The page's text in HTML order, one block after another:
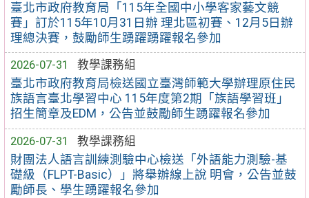
臺北市政府教育局「115年全國中小學客家藝文競
賽」訂於115年10月31日辦 理北區初賽、12月5日辦
理總決賽，鼓勵師生踴躍踴躍報名參加
2026-07-31
教學課務組
臺北市政府教育局檢送國立臺灣師範大學辦理原住民
族語言臺北學習中心 115年度第2期「族語學習班」
招生簡章及EDM，公告並鼓勵師生踴躍報名參加
2026-07-31
教學課務組
財團法人語言訓練測驗中心檢送「外語能力測驗-基
礎級（FLPT-Basic）」將舉辦線上說 明會，公告並鼓
勵師長、學生踴躍報名參加